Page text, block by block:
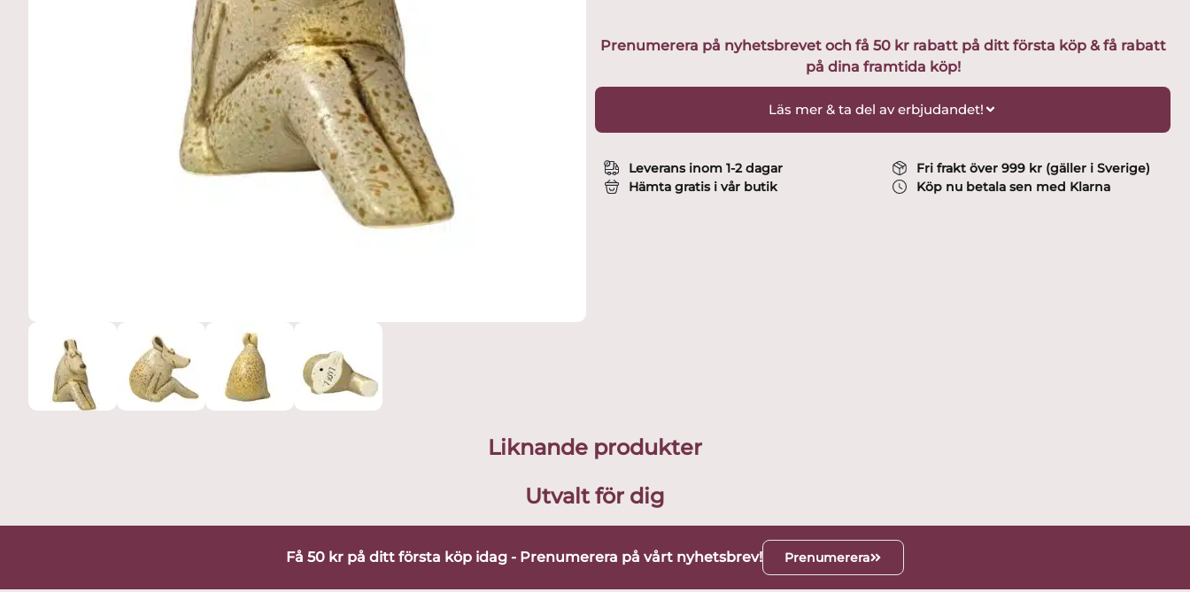
Prenumerera på nyhetsbrevet och få 50 kr rabatt på ditt första köp & få rabatt
på dina framtida köp!
Läs mer & ta del av erbjudandet!
Leverans inom 1-2 dagar
Hämta gratis i vår butik
Fri frakt över 999 kr (gäller i Sverige)
Köp nu betala sen med Klarna
Liknande produkter
Utvalt för dig
Få 50 kr på ditt första köp idag - Prenumerera på vårt nyhetsbrev! Prenumerera